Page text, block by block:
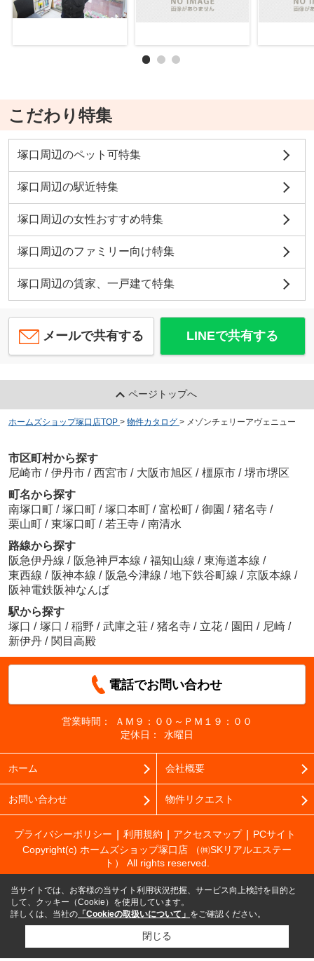
こだわり特集
塚口周辺のペット可特集
塚口周辺の駅近特集
塚口周辺の女性おすすめ特集
塚口周辺のファミリー向け特集
塚口周辺の賃家、一戸建て特集
メールで共有する LINEで共有する
ページトップへ
ホームズショップ塚口店TOP > 物件カタログ > メゾンチェリーアヴェニュー
市区町村から探す
尼崎市 / 伊丹市 / 西宮市 / 大阪市旭区 / 橿原市 / 堺市堺区
町名から探す
南塚口町 / 塚口町 / 塚口本町 / 富松町 / 御園 / 猪名寺 /
栗山町 / 東塚口町 / 若王寺 / 南清水
路線から探す
阪急伊丹線 / 阪急神戸本線 / 福知山線 / 東海道本線 /
東西線 / 阪神本線 / 阪急今津線 / 地下鉄谷町線 / 京阪本線 /
阪神電鉄阪神なんば
駅から探す
塚口 / 塚口 / 稲野 / 武庫之荘 / 猪名寺 / 立花 / 園田 / 尼崎 /
新伊丹 / 関目高殿
電話でお問い合わせ
営業時間：
ＡＭ９：００～ＰＭ１９：００
定休日：
水曜日
ホーム 会社概要
お問い合わせ 物件リクエスト
プライバシーポリシー 利用規約 アクセスマップ
PCサイト
Copyright(c) ホームズショップ塚口店 （㈱SKリアルエステー
ト） All rights reserved.
当サイトでは、お客様の当サイト利用状況把握、サービス向上検討を目的と
して、クッキー（Cookie）を使用しています。
詳しくは、当社の 「Cookieの取扱いについて」 をご確認ください。
閉じる